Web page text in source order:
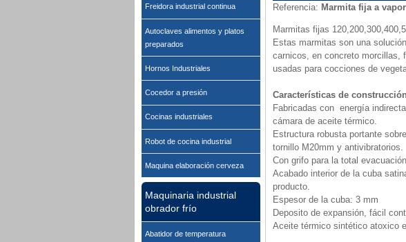
Freidora industrial continua
Autoclaves alimentos y platos
preparados
Hornos Industriales
Cocedor a presión
Cocinas industriales
Robot de cocina industrial
Maquina elaboración cerveza
Maquinaria industrial
obrador frío
Abatidor de temperatura
Referencia: Marmita fija a
Marmitas fijas
Estas marmitas son una
carnicos, en concreto morcillas,
usadas para cocciones de
Características de
Fabricadas con energía
cámara de aceite térmico.
Estructura robusta portante
tornillo M20mm y antivibratorios.
Con grifo para la total
Acabado interior de la cuba
producto.
Espesor de la cuba: 3 mm
Deposito de expansión, fácil
Aceite térmico sintético atoxico